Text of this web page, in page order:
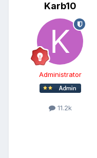
Karb10
Administrator
11.2k